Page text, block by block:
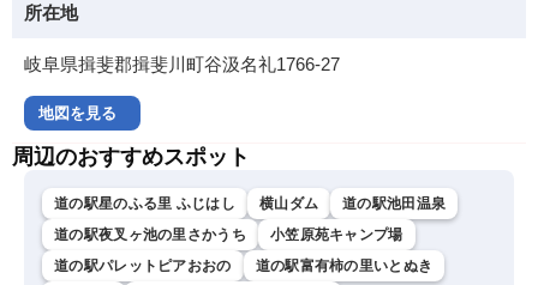
所在地
岐阜県揖斐郡揖斐川町谷汲名礼1766-27
地図を見る
周辺のおすすめスポット
道の駅星のふる里 ふじはし 横山ダム
道の駅池田温泉
道の駅夜叉ヶ池の里さかうち
小笠原苑キャンプ場
道の駅パレットピアおおの
道の駅富有柿の里いとぬき